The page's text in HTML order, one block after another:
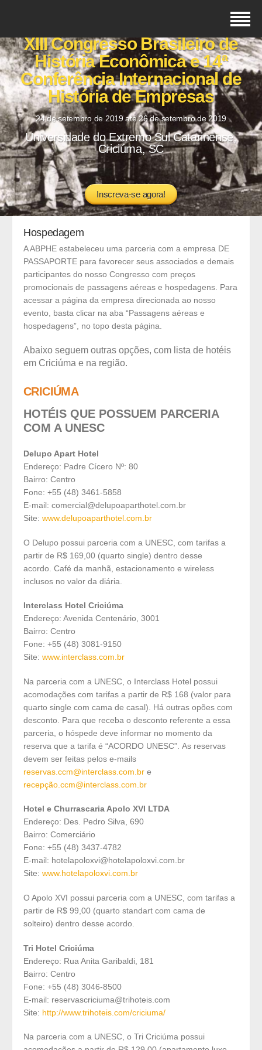
XIII Congresso Brasileiro de
História Econômica e 14ª
Conferência Internacional de
História de Empresas
24 de setembro de 2019 até 26 de setembro de 2019
Universidade do Extremo Sul Catarinense,
Criciúma, SC
Inscreva-se agora!
Hospedagem
A ABPHE estabeleceu uma parceria com a empresa DE
PASSAPORTE para favorecer seus associados e demais
participantes do nosso Congresso com preços
promocionais de passagens aéreas e hospedagens. Para
acessar a página da empresa direcionada ao nosso
evento, basta clicar na aba “Passagens aéreas e
hospedagens”, no topo desta página.
Abaixo seguem outras opções, com lista de hotéis
em Criciúma e na região.
CRICIÚMA
HOTÉIS QUE POSSUEM PARCERIA
COM A UNESC
Delupo Apart Hotel
Endereço: Padre Cícero Nº: 80
Bairro: Centro
Fone: +55 (48) 3461-5858
E-mail: comercial@delupoaparthotel.com.br
Site: www.delupoaparthotel.com.br
O Delupo possui parceria com a UNESC, com tarifas a
partir de R$ 169,00 (quarto single) dentro desse
acordo. Café da manhã, estacionamento e wireless
inclusos no valor da diária.
Interclass Hotel Criciúma
Endereço: Avenida Centenário, 3001
Bairro: Centro
Fone: +55 (48) 3081-9150
Site: www.interclass.com.br
Na parceria com a UNESC, o Interclass Hotel possui
acomodações com tarifas a partir de R$ 168 (valor para
quarto single com cama de casal). Há outras opões com
desconto. Para que receba o desconto referente a essa
parceria, o hóspede deve informar no momento da
reserva que a tarifa é “ACORDO UNESC”. As reservas
devem ser feitas pelos e-mails
reservas.ccm@interclass.com.br e
recepção.ccm@interclass.com.br
Hotel e Churrascaria Apolo XVI LTDA
Endereço: Des. Pedro Silva, 690
Bairro: Comerciário
Fone: +55 (48) 3437-4782
E-mail: hotelapoloxvi@hotelapoloxvi.com.br
Site: www.hotelapoloxvi.com.br
O Apolo XVI possui parceria com a UNESC, com tarifas a
partir de R$ 99,00 (quarto standart com cama de
solteiro) dentro desse acordo.
Tri Hotel Criciúma
Endereço: Rua Anita Garibaldi, 181
Bairro: Centro
Fone: +55 (48) 3046-8500
E-mail: reservascriciuma@trihoteis.com
Site: http://www.trihoteis.com/criciuma/
Na parceria com a UNESC, o Tri Criciúma possui